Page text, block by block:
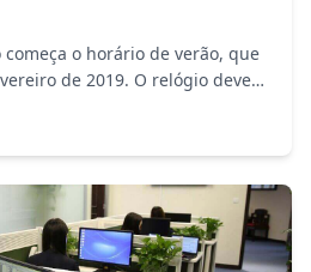
o horário de verão, que
de 2019. O relógio deve